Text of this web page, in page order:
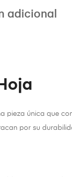
adicional
pieza única que
por su